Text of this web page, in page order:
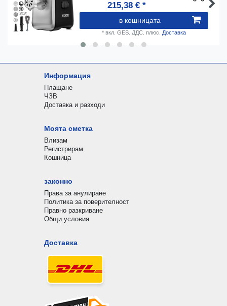
215,38 € *
в кошницата
* вкл. GES. ДДС. плюс. Доставка
Информация
Плащане
ЧЗВ
Доставка и разходи
Моята сметка
Влизам
Регистрирам
Кошница
законно
Права за анулиране
Политика за поверителност
Правно разкриване
Общи условия
Доставка